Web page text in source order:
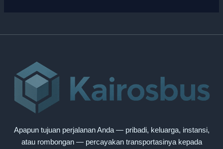
Apapun tujuan perjalanan Anda — pribadi, keluarga, instansi,
atau rombongan — percayakan transportasinya kepada